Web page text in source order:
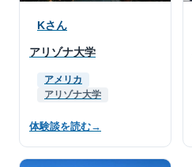
Kさん
アリゾナ大学
アメリカ
アリゾナ大学
体験談を読む→